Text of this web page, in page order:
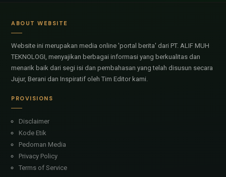
ABOUT WEBSITE
Website ini merupakan media online 'portal berita' dari PT. ALIF MUH
TEKNOLOGI, menyajikan berbagai informasi yang berkualitas dan
menarik baik dari segi isi dan pembahasan yang telah disusun secara
Jujur, Berani dan Inspiratif oleh Tim Editor kami.
PROVISIONS
Disclaimer
Kode Etik
Pedoman Media
Privacy Policy
Terms of Service